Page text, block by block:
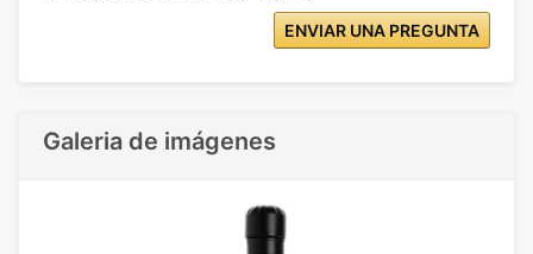
ENVIAR UNA PREGUNTA
Galeria de imágenes